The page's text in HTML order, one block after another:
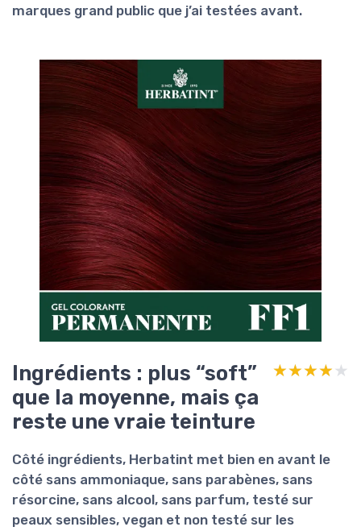
marques grand public que j’ai testées avant.
Ingrédients : plus “soft”
que la moyenne, mais ça
reste une vraie teinture
★★★★★
★★★★★
Côté ingrédients, Herbatint met bien en avant le
côté sans ammoniaque, sans parabènes, sans
résorcine, sans alcool, sans parfum, testé sur
peaux sensibles, vegan et non testé sur les